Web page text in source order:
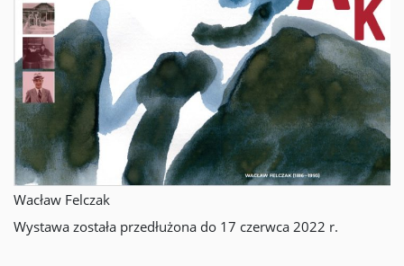
Wacław Felczak
Wystawa została przedłużona do 17 czerwca 2022 r.